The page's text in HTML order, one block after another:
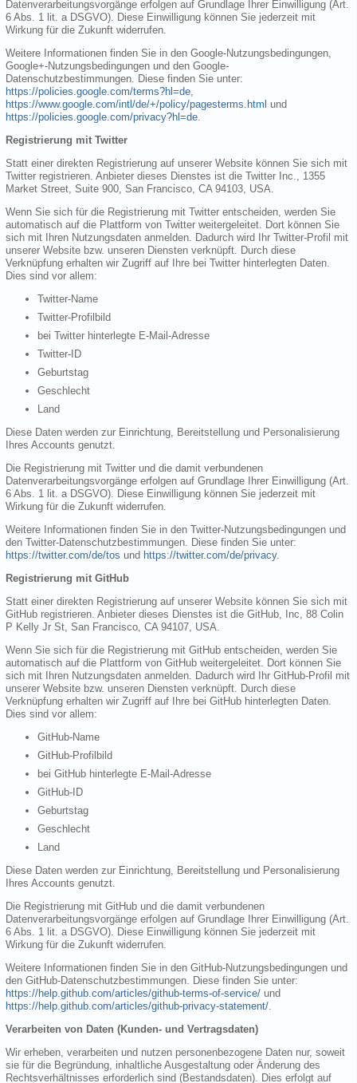
Datenverarbeitungsvorgänge erfolgen auf Grundlage Ihrer Einwilligung (Art.
6 Abs. 1 lit. a DSGVO). Diese Einwilligung können Sie jederzeit mit
Wirkung für die Zukunft widerrufen.
Weitere Informationen finden Sie in den Google-Nutzungsbedingungen,
Google+-Nutzungsbedingungen und den Google-
Datenschutzbestimmungen. Diese finden Sie unter:
https://policies.google.com/terms?hl=de,
https://www.google.com/intl/de/+/policy/pagesterms.html und
https://policies.google.com/privacy?hl=de.
Registrierung mit Twitter
Statt einer direkten Registrierung auf unserer Website können Sie sich mit
Twitter registrieren. Anbieter dieses Dienstes ist die Twitter Inc., 1355
Market Street, Suite 900, San Francisco, CA 94103, USA.
Wenn Sie sich für die Registrierung mit Twitter entscheiden, werden Sie
automatisch auf die Plattform von Twitter weitergeleitet. Dort können Sie
sich mit Ihren Nutzungsdaten anmelden. Dadurch wird Ihr Twitter-Profil mit
unserer Website bzw. unseren Diensten verknüpft. Durch diese
Verknüpfung erhalten wir Zugriff auf Ihre bei Twitter hinterlegten Daten.
Dies sind vor allem:
Twitter-Name
Twitter-Profilbild
bei Twitter hinterlegte E-Mail-Adresse
Twitter-ID
Geburtstag
Geschlecht
Land
Diese Daten werden zur Einrichtung, Bereitstellung und Personalisierung
Ihres Accounts genutzt.
Die Registrierung mit Twitter und die damit verbundenen
Datenverarbeitungsvorgänge erfolgen auf Grundlage Ihrer Einwilligung (Art.
6 Abs. 1 lit. a DSGVO). Diese Einwilligung können Sie jederzeit mit
Wirkung für die Zukunft widerrufen.
Weitere Informationen finden Sie in den Twitter-Nutzungsbedingungen und
den Twitter-Datenschutzbestimmungen. Diese finden Sie unter:
https://twitter.com/de/tos und https://twitter.com/de/privacy.
Registrierung mit GitHub
Statt einer direkten Registrierung auf unserer Website können Sie sich mit
GitHub registrieren. Anbieter dieses Dienstes ist die GitHub, Inc, 88 Colin
P Kelly Jr St, San Francisco, CA 94107, USA.
Wenn Sie sich für die Registrierung mit GitHub entscheiden, werden Sie
automatisch auf die Plattform von GitHub weitergeleitet. Dort können Sie
sich mit Ihren Nutzungsdaten anmelden. Dadurch wird Ihr GitHub-Profil mit
unserer Website bzw. unseren Diensten verknüpft. Durch diese
Verknüpfung erhalten wir Zugriff auf Ihre bei GitHub hinterlegten Daten.
Dies sind vor allem:
GitHub-Name
GitHub-Profilbild
bei GitHub hinterlegte E-Mail-Adresse
GitHub-ID
Geburtstag
Geschlecht
Land
Diese Daten werden zur Einrichtung, Bereitstellung und Personalisierung
Ihres Accounts genutzt.
Die Registrierung mit GitHub und die damit verbundenen
Datenverarbeitungsvorgänge erfolgen auf Grundlage Ihrer Einwilligung (Art.
6 Abs. 1 lit. a DSGVO). Diese Einwilligung können Sie jederzeit mit
Wirkung für die Zukunft widerrufen.
Weitere Informationen finden Sie in den GitHub-Nutzungsbedingungen und
den GitHub-Datenschutzbestimmungen. Diese finden Sie unter:
https://help.github.com/articles/github-terms-of-service/ und
https://help.github.com/articles/github-privacy-statement/.
Verarbeiten von Daten (Kunden- und Vertragsdaten)
Wir erheben, verarbeiten und nutzen personenbezogene Daten nur, soweit
sie für die Begründung, inhaltliche Ausgestaltung oder Änderung des
Rechtsverhältnisses erforderlich sind (Bestandsdaten). Dies erfolgt auf